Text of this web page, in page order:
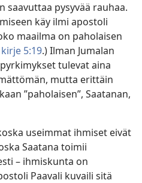
saavuttaa pysyvää rauhaa.
käy ilmi apostoli
maailma on paholaisen
5:19.) Ilman Jumalan
tulevat aina
mutta erittäin
”paholaisen”, Saatanan,
useimmat ihmiset eivät
Saatana toimii
– ihmiskunta on
Paavali kuvaili sitä